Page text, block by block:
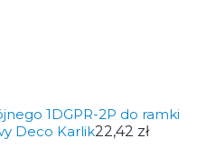
1DGPR-2P do ramki
Deco Karlik22,42 zł